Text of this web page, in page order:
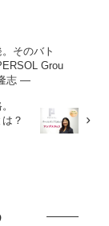
そのバト
Grou
志 ―
？